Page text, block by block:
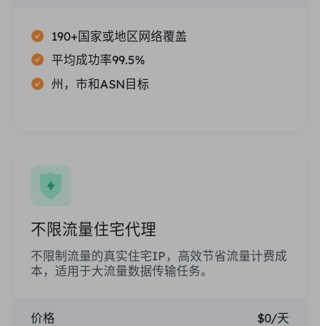
190+国家或地区网络覆盖
平均成功率99.5%
州，市和ASN目标
不限流量住宅代理
不限制流量的真实住宅IP，高效节省流量计费成
本，适用于大流量数据传输任务。
价格
$0/天